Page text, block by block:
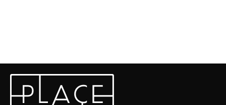
Odebírat newsletter
Vložte svůj e-mail a my vám budeme zasílat informace o